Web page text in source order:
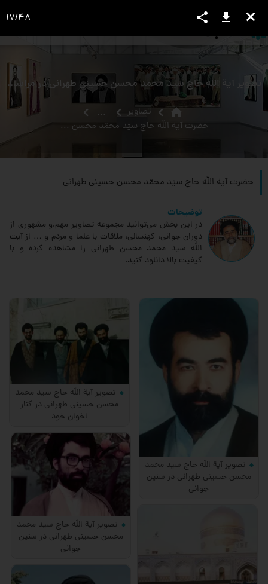
view_headline
تصویر آیة اللَه حاج سید محمد محسن حسینی طهرانی در مراسم عمامه گذاری
home تصاویر
...
حضرت‏ آية الله حاج سيّد محمّد محسن حسينى طهرانى‏
حضرت‏ آية الله حاج سيّد محمّد محسن حسينى طهرانى‏
توضیحات
در این بخش می‌توانید مجموعه تصاویر مهم،و مشهوری از
دوران جوانی، کهنسالی، ملاقات‌ با علما و مردم و … از آیت
الله سید محمد محسن طهرانی را مشاهده کرده و با
کیفیت بالا دانلود کنید.
تصویر آیة اللَه حاج سید محمد
محسن حسینی طهرانی در سنین
جوانی
تصویر آیة اللَه حاج سید محمد
محسن حسینی طهرانی در کنار
اخوان خود
تصویر آیة اللَه حاج سید محمد
محسن حسینی طهرانی در سنین
جوانی
close
download
share
17/48